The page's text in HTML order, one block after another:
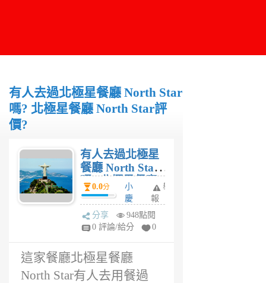
有人去過北極星餐廳 North Star
嗎? 北極星餐廳 North Star評
價?
有人去過北極星
餐廳 North Star
嗎? 北極星餐廳
North Star評
價?
0.0分
小
慶
6
年
舉
報
分享
948點閱
0 評論/給分
0
這家餐廳北極星餐廳
North Star有人去用餐過